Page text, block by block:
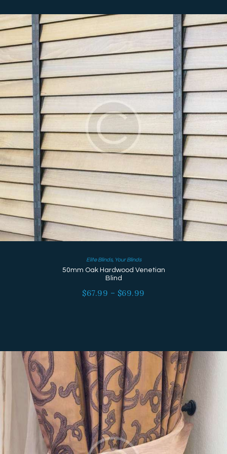
Elite Blinds, Your Blinds
50mm Oak Hardwood Venetian
Blind
$67.99 – $69.99